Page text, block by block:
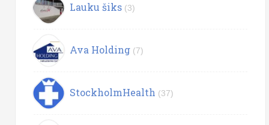
Lauku šiks (3)
Ava Holding (7)
StockholmHealth (37)